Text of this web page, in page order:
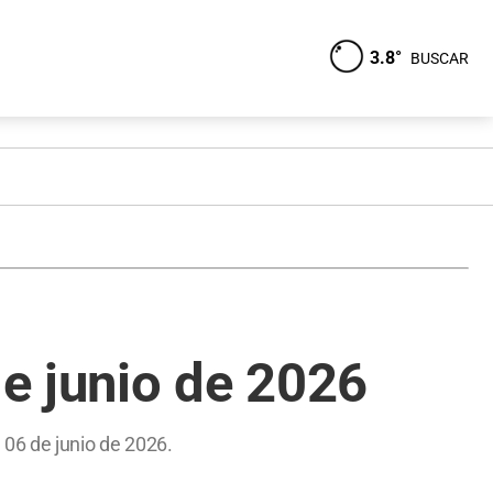
3.8° BUSCAR
junio de 2026
de junio de 2026.